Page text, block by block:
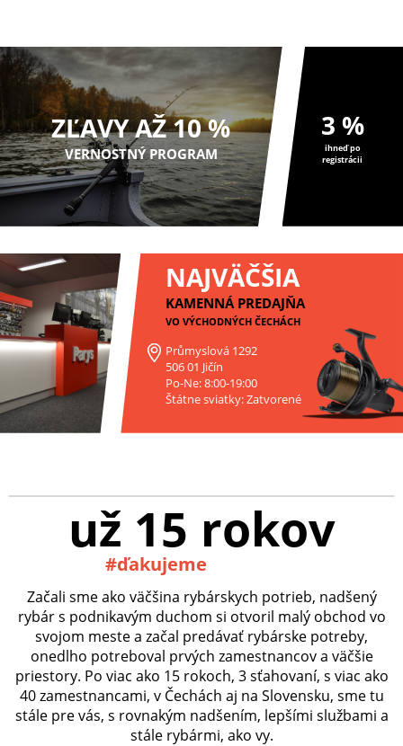
ZĽAVY AŽ 10 %
VERNOSTNÝ PROGRAM
3 %
ihneď po
registrácii
NAJVÄČŠIA
KAMENNÁ PREDAJŇA
VO VÝCHODNÝCH ČECHÁCH
Průmyslová 1292
506 01 Jičín
Po-Ne: 8:00-19:00
Štátne sviatky: Zatvorené
už 15 rokov
#ďakujeme
Začali sme ako väčšina rybárskych potrieb, nadšený
rybár s podnikavým duchom si otvoril malý obchod vo
svojom meste a začal predávať rybárske potreby,
onedlho potreboval prvých zamestnancov a väčšie
priestory. Po viac ako 15 rokoch, 3 sťahovaní, s viac ako
40 zamestnancami, v Čechách aj na Slovensku, sme tu
stále pre vás, s rovnakým nadšením, lepšími službami a
stále rybármi, ako vy.